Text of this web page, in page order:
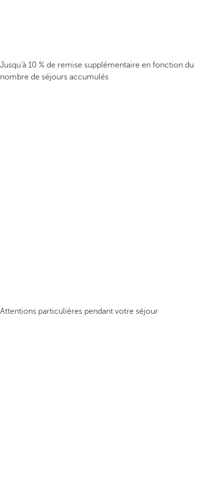
Jusqu’à 10 % de remise supplémentaire en fonction du
nombre de séjours accumulés
Attentions particulières pendant votre séjour